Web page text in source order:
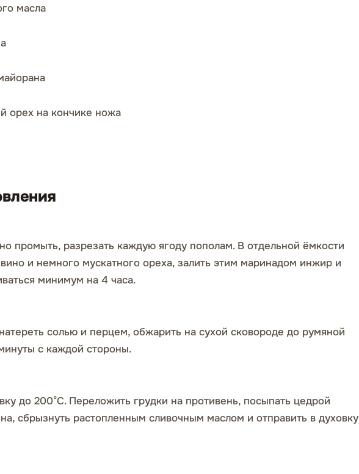
масла
орех на кончике ножа
промыть, разрезать каждую ягоду пополам. В отдельной ёмкости
и немного мускатного ореха, залить этим маринадом инжир и
минимум на 4 часа.
солью и перцем, обжарить на сухой сковороде до румяной
с каждой стороны.
до 200°C. Переложить грудки на противень, посыпать цедрой
сбрызнуть растопленным сливочным маслом и отправить в духовку